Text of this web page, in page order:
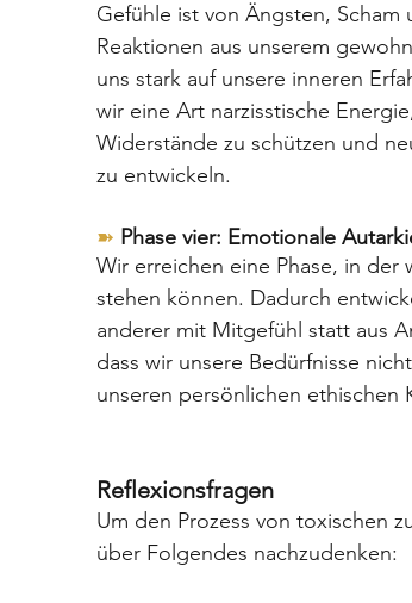
Gefühle ist von Ängsten,
Reaktionen aus unserem
uns stark auf unsere inneren
wir eine Art narzisstische
Widerstände zu schützen und
zu entwickeln.
➽ Phase vier: Emotionale
Wir erreichen eine Phase, in
stehen können. Dadurch
anderer mit Mitgefühl statt aus
dass wir unsere Bedürfnisse
unseren persönlichen ethischen
Reflexionsfragen
Um den Prozess von toxischen
über Folgendes nachzudenken: